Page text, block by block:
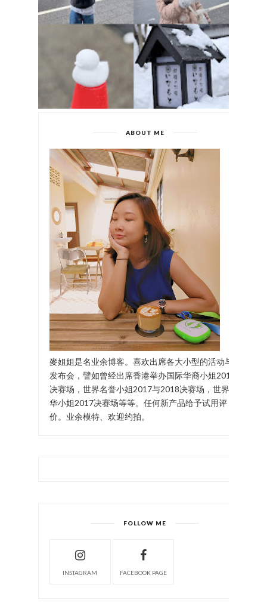
ABOUT ME
麥姐姐是名业余博客。喜欢出席各大小型的活动与
发布会，譬如曾经出席香港举办国际华裔小姐2017
决赛场，世界名誉小姐2017与2018决赛场，世界中
华小姐2017决赛场等等。任何新产品给予试用评
价。业余模特、欢迎约拍。
FOLLOW ME
INSTAGRAM FACEBOOK PAGE